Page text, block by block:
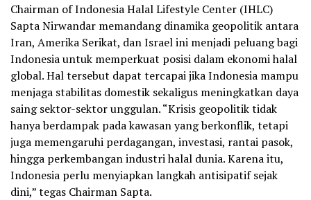
Chairman of Indonesia Halal Lifestyle Center (IHLC)
Sapta Nirwandar memandang dinamika geopolitik antara
Iran, Amerika Serikat, dan Israel ini menjadi peluang bagi
Indonesia untuk memperkuat posisi dalam ekonomi halal
global. Hal tersebut dapat tercapai jika Indonesia mampu
menjaga stabilitas domestik sekaligus meningkatkan daya
saing sektor-sektor unggulan. “Krisis geopolitik tidak
hanya berdampak pada kawasan yang berkonflik, tetapi
juga memengaruhi perdagangan, investasi, rantai pasok,
hingga perkembangan industri halal dunia. Karena itu,
Indonesia perlu menyiapkan langkah antisipatif sejak
dini,” tegas Chairman Sapta.